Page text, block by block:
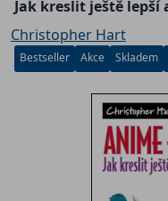
Jak kreslit ještě
Christopher Hart
Bestseller Akce Skladem